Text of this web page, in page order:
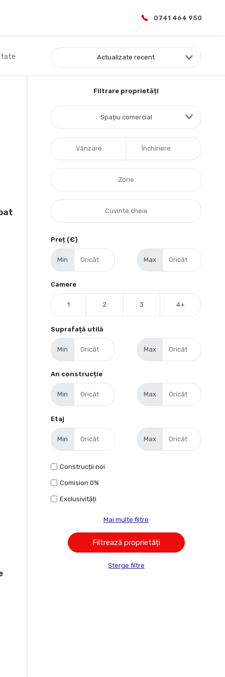
0741 464 950
Actualizate recent
Filtrare proprietăți
Spațiu comercial
Vânzare Închiriere
Preț (€)
Min Max
Camere
1 2 3 4+
Suprafață utilă
Min Max
An construcție
Min Max
Etaj
Min Max
Construcții noi
Comision 0%
Exclusivități
Mai multe filtre
Șterge filtre